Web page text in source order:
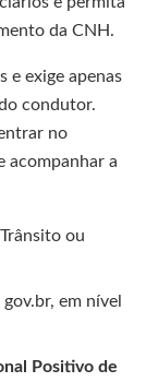
da CNH.
e exige apenas
condutor.
no
acompanhar a
ou
em nível
Positivo de